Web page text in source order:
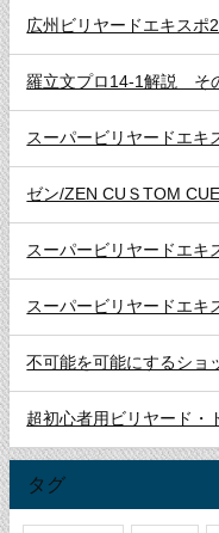
広州ビリヤードエキスポ
羅立文プロ14-1解説 そ
スーパービリヤードエキ
ゼン/ZEN CUＳTOM
スーパービリヤードエキ
スーパービリヤードエキ
不可能を可能にするシ
超初心者用ビリヤード
タグ